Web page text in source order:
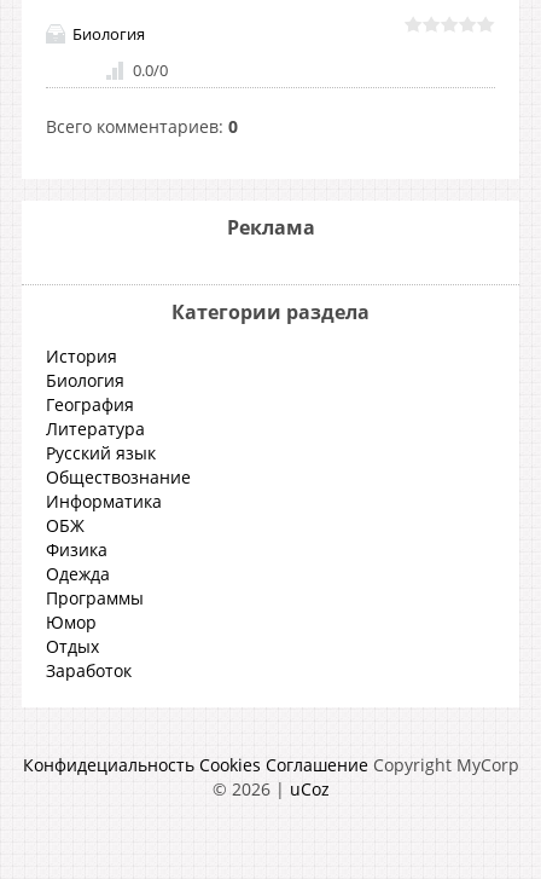
Биология
0.0/0
Всего комментариев: 0
Реклама
Категории раздела
История
Биология
География
Литература
Русский язык
Обществознание
Информатика
ОБЖ
Физика
Одежда
Программы
Юмор
Отдых
Заработок
Конфидециальность Cookies Соглашение Copyright MyCorp
© 2026| uCoz